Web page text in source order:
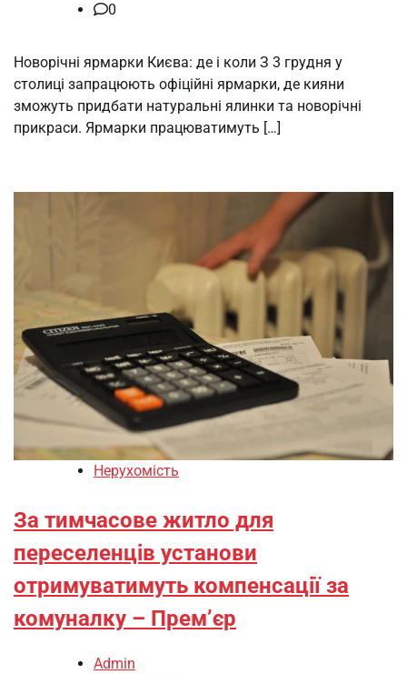
0
Новорічні ярмарки Києва: де і коли З 3 грудня у
столиці запрацюють офіційні ярмарки, де кияни
зможуть придбати натуральні ялинки та новорічні
прикраси. Ярмарки працюватимуть […]
Нерухомість
За тимчасове житло для
переселенців установи
отримуватимуть компенсації за
комуналку – Прем’єр
Admin